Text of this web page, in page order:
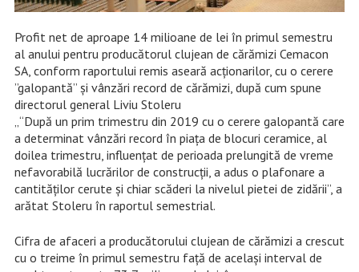
Profit net de aproape 14 milioane de lei în primul semestru
al anului pentru producătorul clujean de cărămizi Cemacon
SA, conform raportului remis aseară acționarilor, cu o cerere
”galopantă” și vânzări record de cărămizi, după cum spune
directorul general Liviu Stoleru
„“După un prim trimestru din 2019 cu o cerere galopantă care
a determinat vânzări record în piața de blocuri ceramice, al
doilea trimestru, influențat de perioada prelungită de vreme
nefavorabilă lucrărilor de construcții, a adus o plafonare a
cantităților cerute și chiar scăderi la nivelul pietei de zidării”, a
arătat Stoleru în raportul semestrial.
Cifra de afaceri a producătorului clujean de cărămizi a crescut
cu o treime în primul semestru față de același interval de